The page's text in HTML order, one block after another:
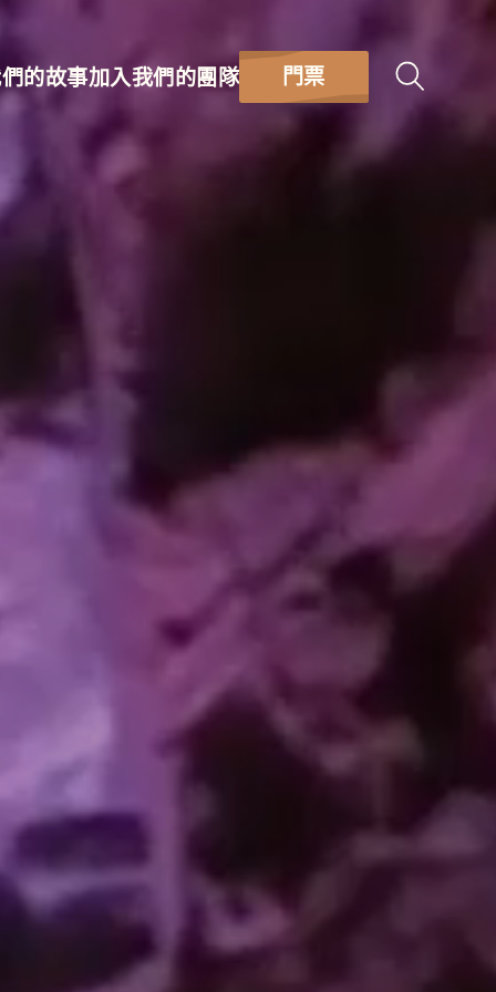
的故事加入我們的團隊 門票